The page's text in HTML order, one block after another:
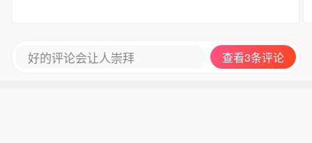
好的评论会让人崇拜 查看3条评论